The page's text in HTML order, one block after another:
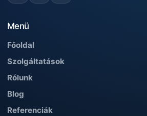
Menü
Főoldal
Szolgáltatások
Rólunk
Blog
Referenciák